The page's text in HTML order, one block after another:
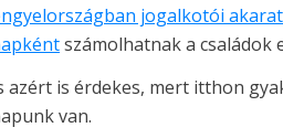
jogalkotói
számolhatnak a családok
azért is érdekes, mert itthon
van.